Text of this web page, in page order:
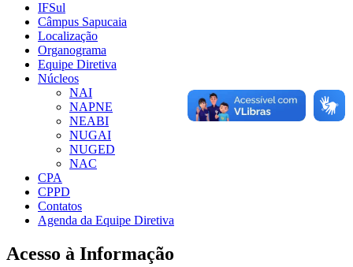
IFSul
Câmpus Sapucaia
Localização
Organograma
Equipe Diretiva
Núcleos
NAI
NAPNE
NEABI
NUGAI
NUGED
NAC
CPA
CPPD
Contatos
Agenda da Equipe Diretiva
Acesso à Informação